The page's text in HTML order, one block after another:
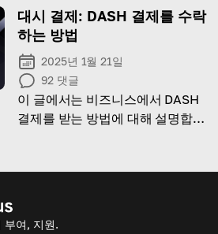
대시 결제: DASH 결제를 수락
하는 방법
2025년 1월 21일
92 댓글
이 글에서는 비즈니스에서 DASH
결제를 받는 방법에 대해 설명합니
부여, 지원.